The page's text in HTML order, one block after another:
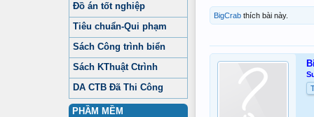
Đồ án tốt nghiệp
Tiêu chuẩn-Qui phạm
Sách Công trình biển
Sách KThuật Ctrình
DA CTB Đã Thi Công
PHẦM MỀM
BigCrab thích bài này.